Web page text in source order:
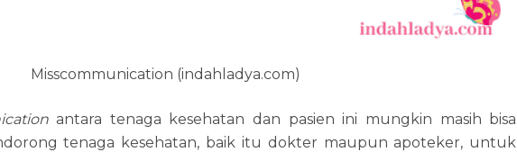
Misscommunication (indahladya.com)
antara tenaga kesehatan dan pasien ini mungkin masih bisa
tenaga kesehatan, baik itu dokter maupun apoteker, untuk